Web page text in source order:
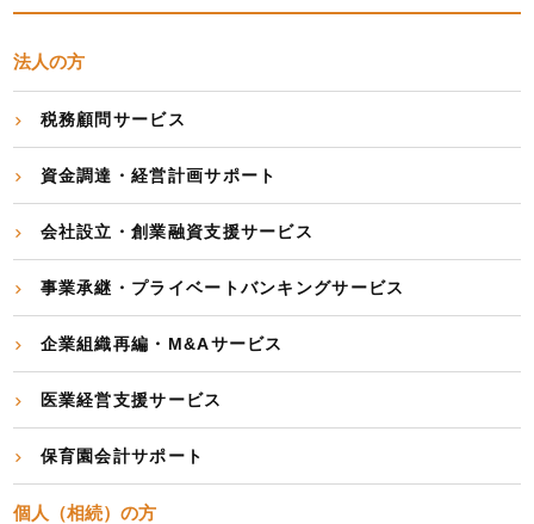
法人の方
税務顧問サービス
資金調達・経営計画サポート
会社設立・創業融資支援サービス
事業承継・プライベートバンキングサービス
企業組織再編・M&Aサービス
医業経営支援サービス
保育園会計サポート
個人（相続）の方